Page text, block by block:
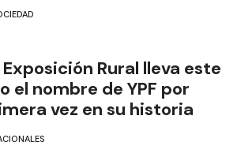
Exposición Rural lleva este
el nombre de YPF por
vez en su historia